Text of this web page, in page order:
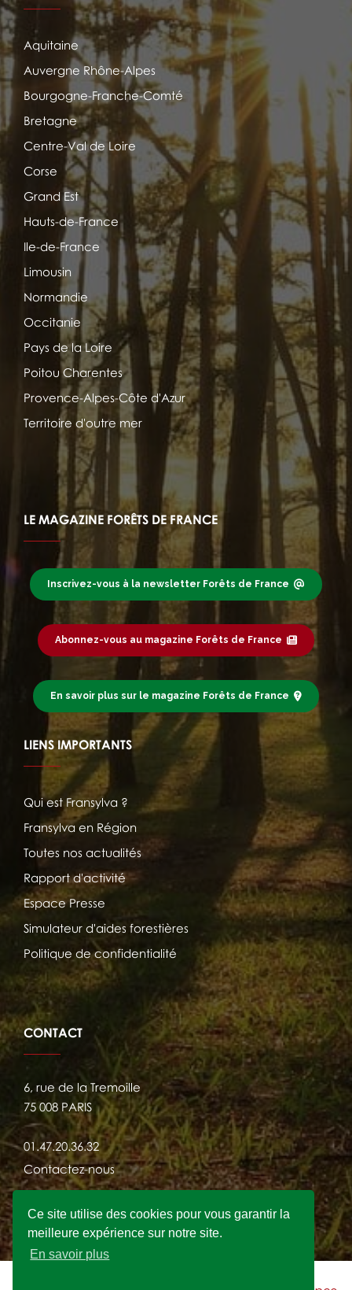
Ce site utilise des cookies pour vous garantir la
meilleure expérience sur notre site.
En savoir plus
Aquitaine
Auvergne Rhône-Alpes
Bourgogne-Franche-Comté
Bretagne
Centre-Val de Loire
Corse
Grand Est
Hauts-de-France
Ile-de-France
Limousin
Normandie
Occitanie
Pays de la Loire
Poitou Charentes
Provence-Alpes-Côte d'Azur
Territoire d'outre mer
LE MAGAZINE FORÊTS DE FRANCE
Inscrivez-vous à la newsletter Forêts de France
Abonnez-vous au magazine Forêts de France
En savoir plus sur le magazine Forêts de France
LIENS IMPORTANTS
Qui est Fransylva ?
Fransylva en Région
Toutes nos actualités
Rapport d'activité
Espace Presse
Simulateur d'aides forestières
Politique de confidentialité
CONTACT
6, rue de la Tremoille
75 008 PARIS
01.47.20.36.32
Contactez-nous